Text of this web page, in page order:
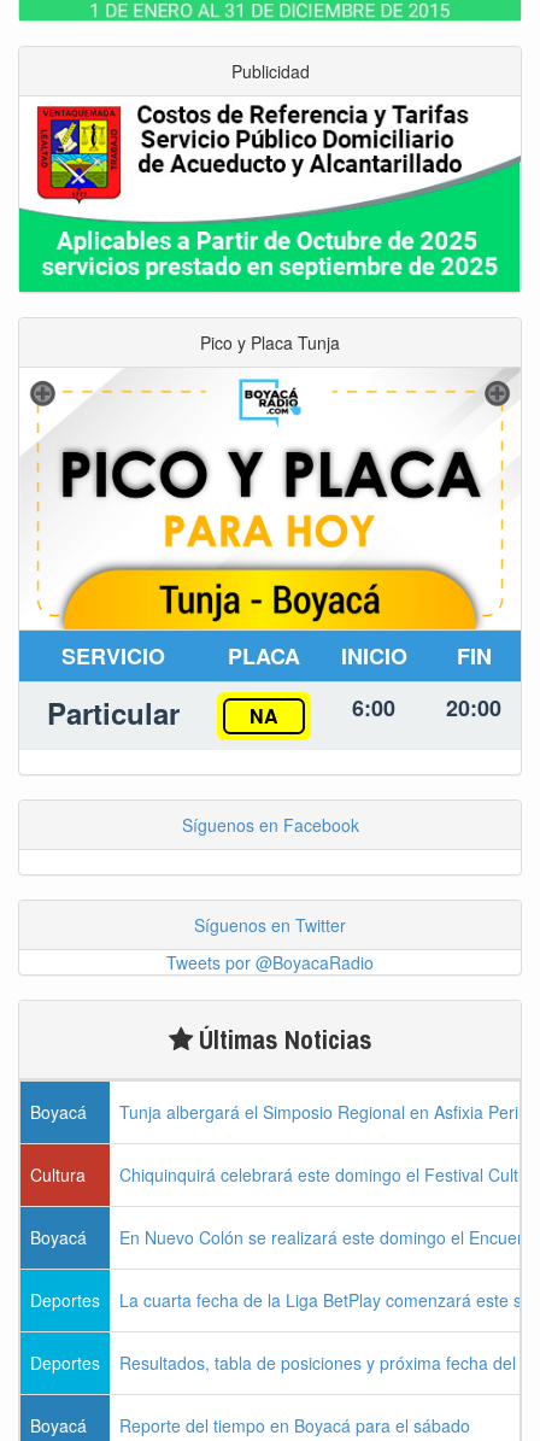
Publicidad
Pico y Placa Tunja
SERVICIO PLACA INICIO FIN
Particular NA 6:00 20:00
Síguenos en Facebook
Síguenos en Twitter
Tweets por @BoyacaRadio
Últimas Noticias
Boyacá Tunja albergará el Simposio Regional en Asfixia
Cultura Chiquinquirá celebrará este domingo el Festival
Boyacá En Nuevo Colón se realizará este domingo el
Deportes La cuarta fecha de la Liga BetPlay comenzará este
Deportes Resultados, tabla de posiciones y próxima fecha del
Boyacá Reporte del tiempo en Boyacá para el sábado